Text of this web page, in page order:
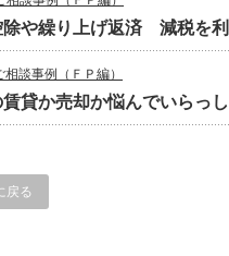
除や繰り上げ返済 減税を
相談事例（ＦＰ編）
貸か売却か悩んでいらっ
戻る